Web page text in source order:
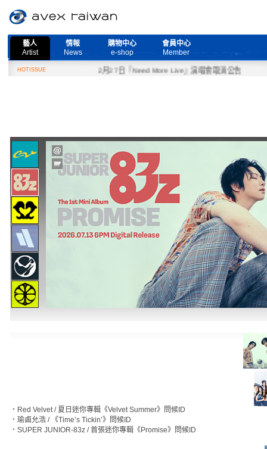
藝人
Artist
情報
News
購物中心
e-shop
會員中心
Member
HOTISSUE 2月27日『Need More Live』演唱會取消公告
‧ Red Velvet / 夏日迷你專輯《Velvet Summer》問候ID
‧ 瑜鹵允浩 / 《Time’s Tickin’》問候ID
‧ SUPER JUNIOR-83z / 首張迷你專輯《Promise》問候ID